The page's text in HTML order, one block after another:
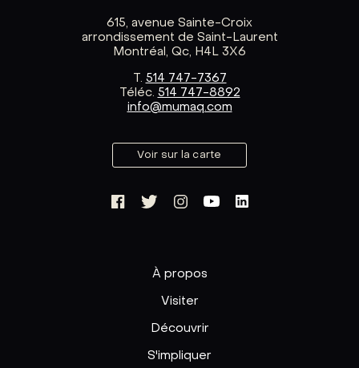
615, avenue Sainte-Croix
arrondissement de Saint-Laurent
Montréal, Qc, H4L 3X6
T. 514 747-7367
Téléc. 514 747-8892
info@mumaq.com
Voir sur la carte
À propos
Visiter
Découvrir
S'impliquer